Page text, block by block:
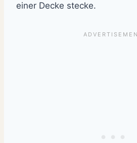
einer Decke stecke.